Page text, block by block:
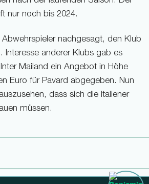
nur noch bis 2024.
nachgesagt, den Klub
Interesse anderer Klubs gab es
Mailand ein Angebot in Höhe
Euro für Pavard abgegeben. Nun
dass sich die Italiener
müssen.